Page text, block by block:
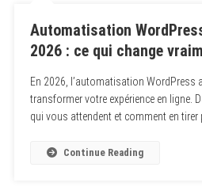
Automatisation
2026 : ce qui change
En 2026, l’automatisation WordPress
transformer votre expérience en ligne.
qui vous attendent et comment en tirer
Continue Reading